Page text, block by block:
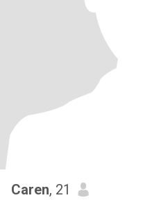
Caren, 21